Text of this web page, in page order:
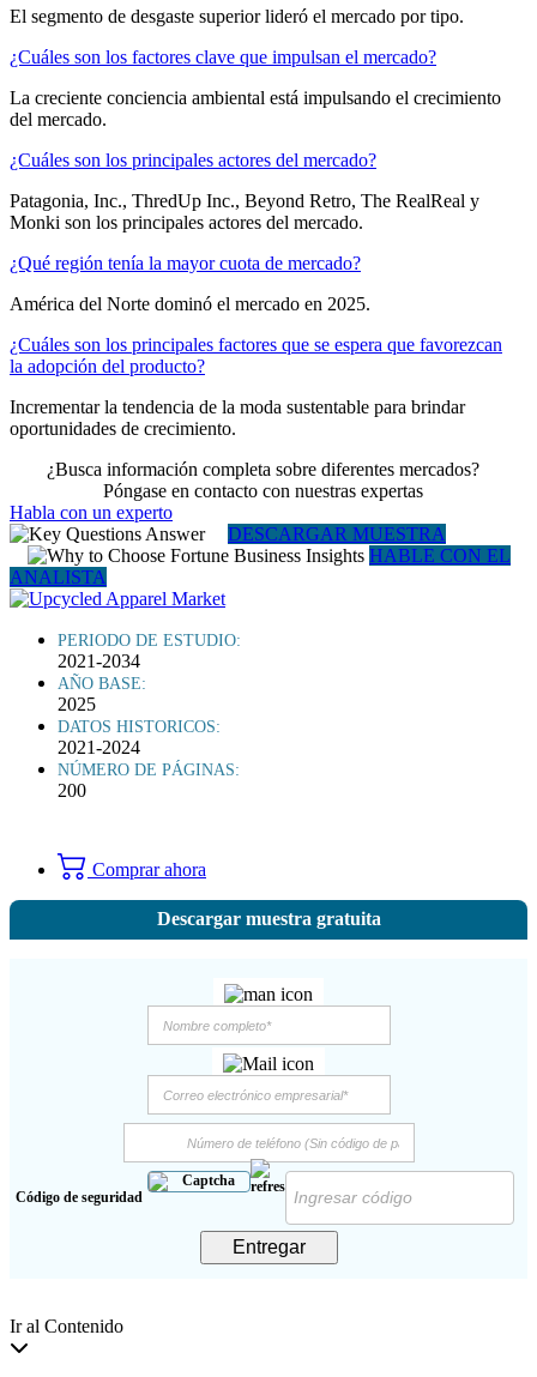
El segmento de desgaste superior lideró el mercado por tipo.
¿Cuáles son los factores clave que impulsan el mercado?
La creciente conciencia ambiental está impulsando el crecimiento
del mercado.
¿Cuáles son los principales actores del mercado?
Patagonia, Inc., ThredUp Inc., Beyond Retro, The RealReal y
Monki son los principales actores del mercado.
¿Qué región tenía la mayor cuota de mercado?
América del Norte dominó el mercado en 2025.
¿Cuáles son los principales factores que se espera que favorezcan
la adopción del producto?
Incrementar la tendencia de la moda sustentable para brindar
oportunidades de crecimiento.
¿Busca información completa sobre diferentes mercados?
Póngase en contacto con nuestras expertas
Habla con un experto
DESCARGAR MUESTRA
HABLE CON EL
ANALISTA
PERIODO DE ESTUDIO:
2021-2034
AÑO BASE:
2025
DATOS HISTORICOS:
2021-2024
NÚMERO DE PÁGINAS:
200
Comprar ahora
Descargar muestra gratuita
Código de seguridad
Entregar
Ir al Contenido